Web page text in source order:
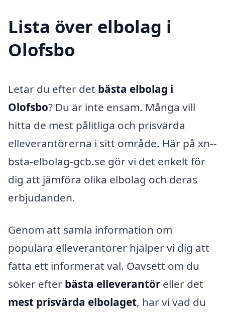
Lista över elbolag i
Olofsbo
Letar du efter det bästa elbolag i
Olofsbo? Du är inte ensam. Många vill
hitta de mest pålitliga och prisvärda
elleverantörerna i sitt område. Här på xn--
bsta-elbolag-gcb.se gör vi det enkelt för
dig att jämföra olika elbolag och deras
erbjudanden.
Genom att samla information om
populära elleverantörer hjälper vi dig att
fatta ett informerat val. Oavsett om du
söker efter bästa elleverantör eller det
mest prisvärda elbolaget, har vi vad du